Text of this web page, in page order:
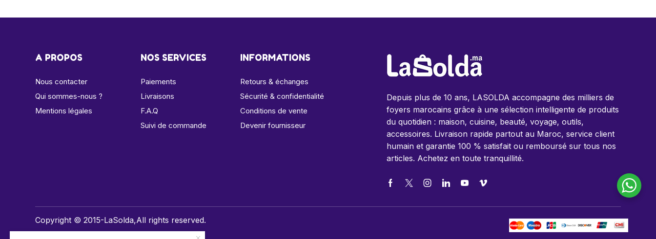
A PROPOS
Nous contacter
Qui sommes-nous ?
Mentions légales
NOS SERVICES
Paiements
Livraisons
F.A.Q
Suivi de commande
INFORMATIONS
Retours & échanges
Sécurité & confidentialité
Conditions de vente
Devenir fournisseur
Depuis plus de 10 ans, LASOLDA accompagne des milliers de
foyers marocains grâce à une sélection intelligente de produits
du quotidien : maison, cuisine, beauté, voyage, outils,
accessoires. Livraison rapide partout au Maroc, service client
humain et garantie 100 % satisfait ou remboursé sur tous nos
articles. Achetez en toute tranquillité.
Copyright © 2015-LaSolda,All rights reserved.